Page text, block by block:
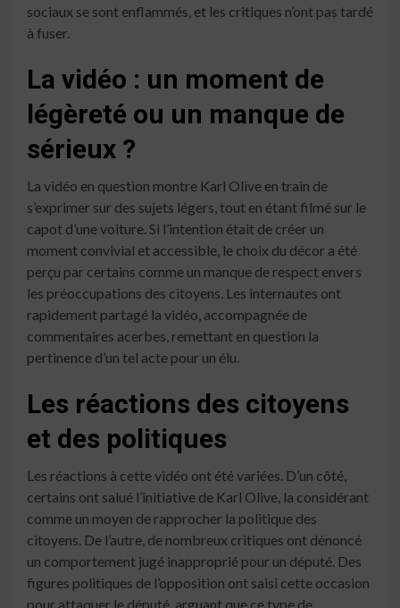
sociaux se sont enflammés, et les critiques n’ont pas tardé
à fuser.
La vidéo : un moment de
légèreté ou un manque de
sérieux ?
La vidéo en question montre Karl Olive en train de
s’exprimer sur des sujets légers, tout en étant filmé sur le
capot d’une voiture. Si l’intention était de créer un
moment convivial et accessible, le choix du décor a été
perçu par certains comme un manque de respect envers
les préoccupations des citoyens. Les internautes ont
rapidement partagé la vidéo, accompagnée de
commentaires acerbes, remettant en question la
pertinence d’un tel acte pour un élu.
Les réactions des citoyens
et des politiques
Les réactions à cette vidéo ont été variées. D’un côté,
certains ont salué l’initiative de Karl Olive, la considérant
comme un moyen de rapprocher la politique des
citoyens. De l’autre, de nombreux critiques ont dénoncé
un comportement jugé inapproprié pour un député. Des
figures politiques de l’opposition ont saisi cette occasion
pour attaquer le député, arguant que ce type de